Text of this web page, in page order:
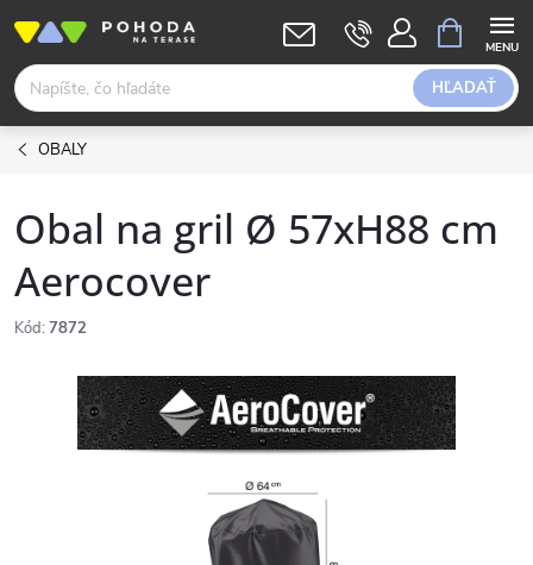
obsah
HĽADAŤ
KOŠÍK
OBALY
Obal na gril Ø 57xH88 cm
Aerocover
Kód: 7872